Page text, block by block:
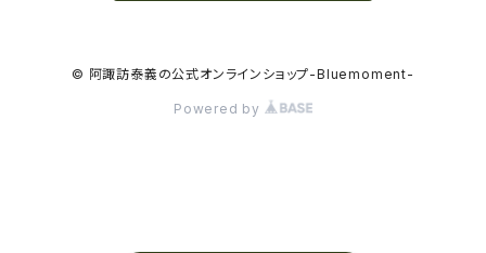
© 阿諏訪泰義の公式オンラインショップ-Bluemoment-
Powered by